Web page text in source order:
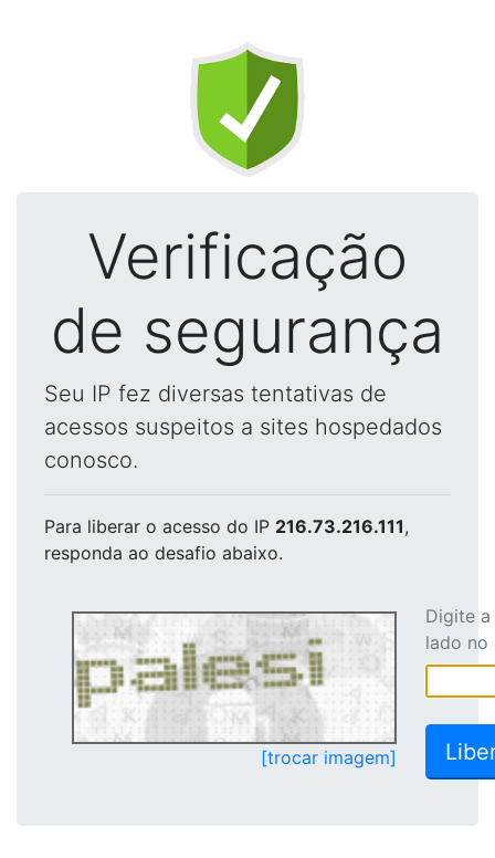
Verificação
de segurança
Seu IP fez diversas tentativas de
acessos suspeitos a sites hospedados
conosco.
Para liberar o acesso do IP 216.73.216.111,
responda ao desafio abaixo.
[trocar imagem]
Digite
lado no